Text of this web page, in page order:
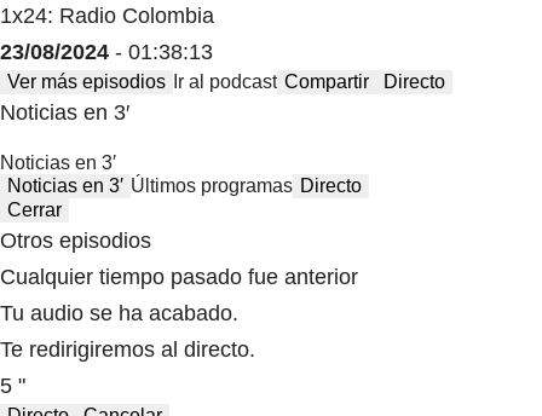
1x24: Radio Colombia
23/08/2024 - 01:38:13
Ver más episodios Ir al podcast Compartir Directo
Noticias en 3′
Noticias en 3′
Noticias en 3′ Últimos programas Directo
Cerrar
Otros episodios
Cualquier tiempo pasado fue anterior
Tu audio se ha acabado.
Te redirigiremos al directo.
5 "